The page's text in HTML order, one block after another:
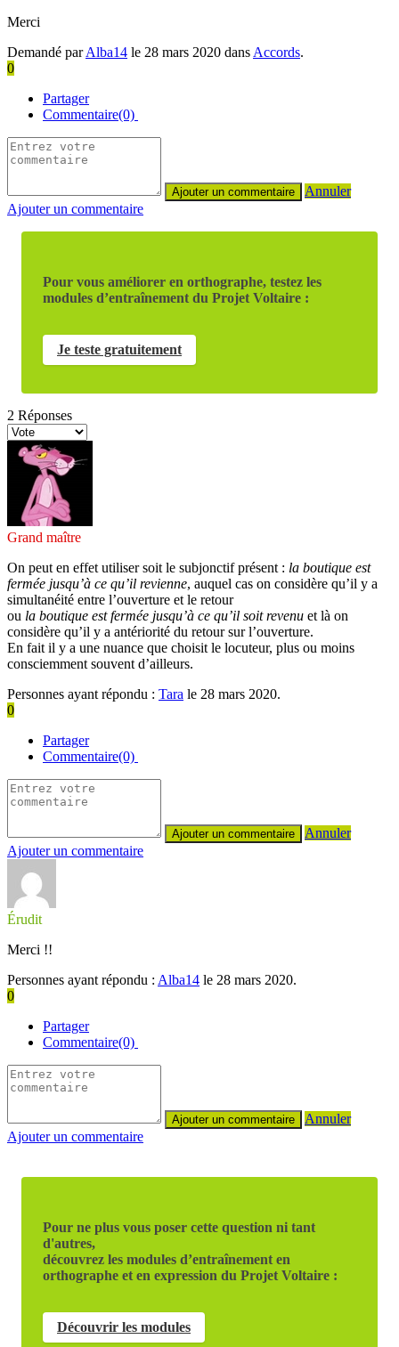
Merci
Demandé parAlba14 le 28 mars 2020 dans Accords.
0
Partager
Commentaire(0)
Annuler
Ajouter un commentaire
Pour vous améliorer en orthographe, testez les
modules d’entraînement du Projet Voltaire :
Je teste gratuitement
2 Réponses
Grand maître
On peut en effet utiliser soit le subjonctif présent : la boutique est
fermée jusqu’à ce qu’il revienne, auquel cas on considère qu’il y a
simultanéité entre l’ouverture et le retour
ou la boutique est fermée jusqu’à ce qu’il soit revenu et là on
considère qu’il y a antériorité du retour sur l’ouverture.
En fait il y a une nuance que choisit le locuteur, plus ou moins
consciemment souvent d’ailleurs.
Personnes ayant répondu : Tara le 28 mars 2020.
0
Partager
Commentaire(0)
Annuler
Ajouter un commentaire
Érudit
Merci !!
Personnes ayant répondu : Alba14 le 28 mars 2020.
0
Partager
Commentaire(0)
Annuler
Ajouter un commentaire
Pour ne plus vous poser cette question ni tant
d'autres,
découvrez les modules d’entraînement en
orthographe et en expression du Projet Voltaire :
Découvrir les modules